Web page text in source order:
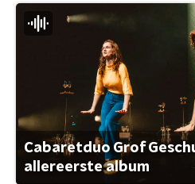
Cabaretduo Grof
allereerste album